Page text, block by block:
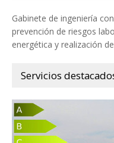
Gabinete de ingeniería
prevención de riesgos
energética y realización
Servicios